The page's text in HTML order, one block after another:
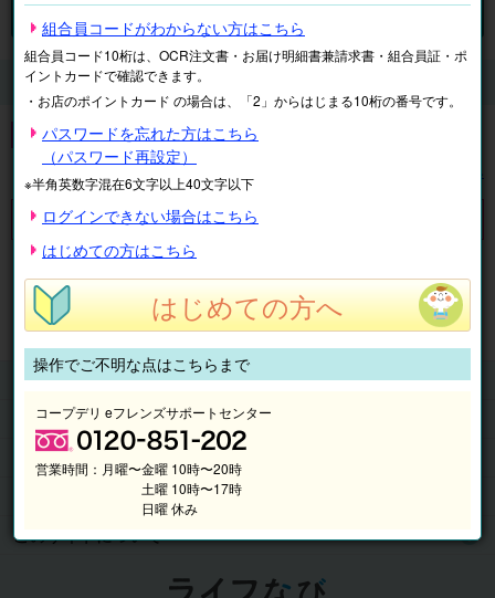
くらしのサービス 子ども学習
子ども学習
対象の商品がありません。
マイページ 注文履歴
会員情報
抽選結果
請求内容
チケット
くらしのサービス
このサイトの使い方
このサイトについて
組合員コードがわからない方はこちら
組合員コード10桁は、OCR注文書・お届け明細書兼請求書・組合員証・ポ
イントカードで確認できます。
・お店のポイントカード の場合は、「2」からはじまる10桁の番号です。
パスワードを忘れた方はこちら
（パスワード再設定）
※半角英数字混在6文字以上40文字以下
ログインできない場合はこちら
はじめての方はこちら
はじめての方へ
操作でご不明な点はこちらまで
コープデリ eフレンズサポートセンター
営業時間： 月曜〜金曜 10時〜20時
土曜 10時〜17時
日曜 休み